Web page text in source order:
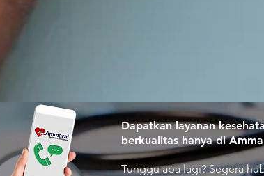
Dapatkan layanan
berkualitas hanya di
Tunggu apa lagi? Segera